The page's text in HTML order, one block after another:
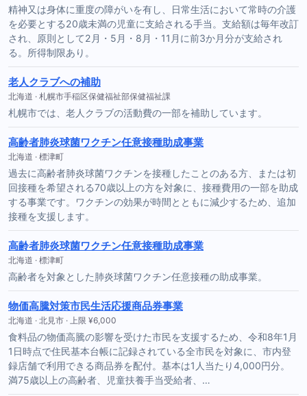
精神又は身体に重度の障がいを有し、日常生活において常時の介護
を必要とする20歳未満の児童に支給される手当。支給額は毎年改訂
され、原則として2月・5月・8月・11月に前3か月分が支給され
る。所得制限あり。
老人クラブへの補助
北海道 · 札幌市手稲区保健福祉部保健福祉課
札幌市では、老人クラブの活動費の一部を補助しています。
高齢者肺炎球菌ワクチン任意接種助成事業
北海道 · 標津町
過去に高齢者肺炎球菌ワクチンを接種したことのある方、または初
回接種を希望される70歳以上の方を対象に、接種費用の一部を助成
する事業です。ワクチンの効果が時間とともに減少するため、追加
接種を支援します。
高齢者肺炎球菌ワクチン任意接種助成事業
北海道 · 標津町
高齢者を対象とした肺炎球菌ワクチン任意接種の助成事業。
物価高騰対策市民生活応援商品券事業
北海道 · 北見市 · 上限 ¥6,000
食料品の物価高騰の影響を受けた市民を支援するため、令和8年1月
1日時点で住民基本台帳に記録されている全市民を対象に、市内登
録店舗で利用できる商品券を配付。基本は1人当たり4,000円分。
満75歳以上の高齢者、児童扶養手当受給者、…